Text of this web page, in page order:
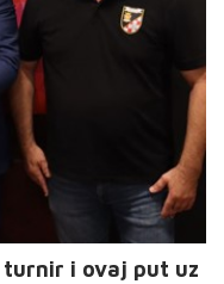
turnir i ovaj put uz